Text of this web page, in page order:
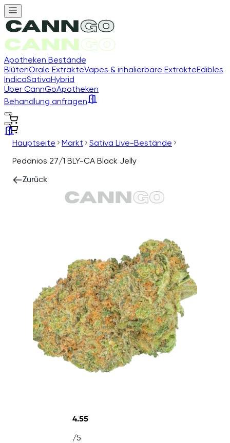
Apotheken Bestände
BlütenOrale ExtrakteVapes & inhalierbare ExtrakteEdibles
IndicaSativaHybrid
Über CannGoApotheken
Behandlung anfragen
Hauptseite Markt
Sativa Live-Bestände
Pedanios 27/1 BLY-CA Black Jelly
Zurück
4.55
/5